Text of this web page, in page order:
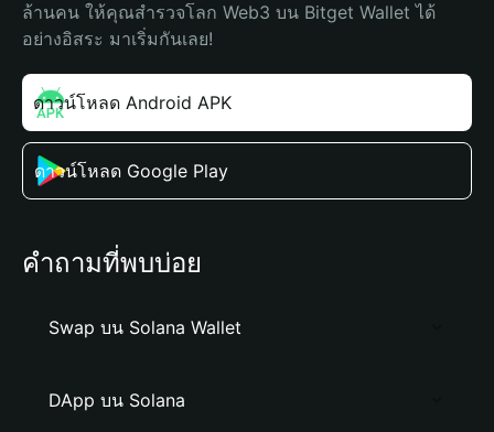
ล้านคน ให้คุณสำรวจโลก Web3 บน Bitget Wallet ได้
อย่างอิสระ มาเริ่มกันเลย!
ดาวน์โหลด Android APK
ดาวน์โหลด Google Play
คำถามที่พบบ่อย
Swap บน Solana Wallet
DApp บน Solana